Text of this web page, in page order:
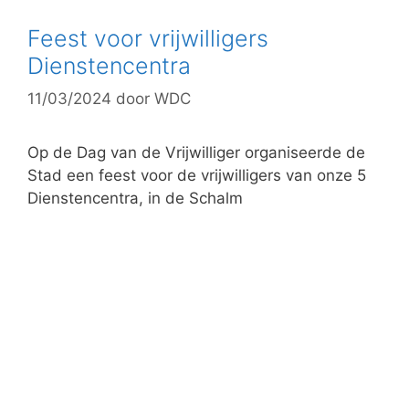
g
r
i
ë
n
Feest voor vrijwilligers
Dienstencentra
11/03/2024 door WDC
Op de Dag van de Vrijwilliger organiseerde de
Stad een feest voor de vrijwilligers van onze 5
Dienstencentra, in de Schalm